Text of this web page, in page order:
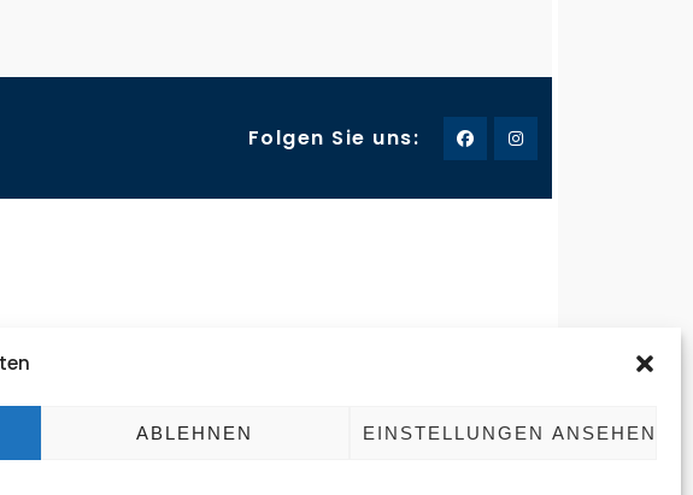
ABLEHNEN EINSTELLUNGEN ANSEHEN
Folgen Sie uns: